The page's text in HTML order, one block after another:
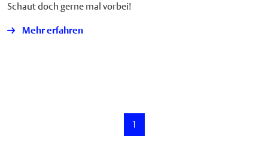
Schaut doch gerne mal vorbei!
Mehr erfahren
1